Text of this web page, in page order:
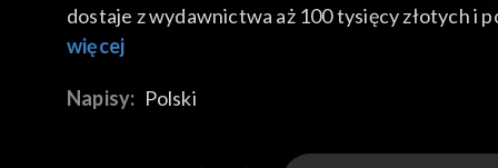
dostaje z wydawnictwa aż 100 tysięcy złotych i
dostaje prezent. Natomiast Dominika jest
Kasia nadal niepokoi się bliskością Weroniki oraz
więcej
Napisy: Polski